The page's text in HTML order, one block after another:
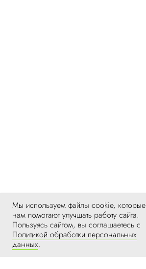
Мы используем файлы cookie, которые
нам помогают улучшать работу сайта.
Пользуясь сайтом, вы соглашаетесь с
Политикой обработки персональных
данных.